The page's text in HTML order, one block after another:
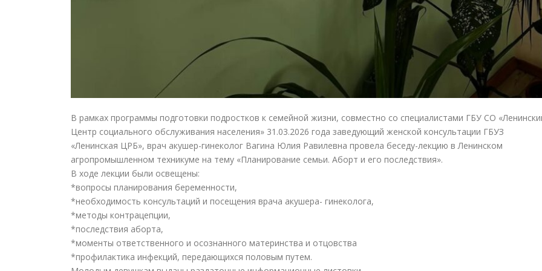
В рамках программы подготовки подростков к семейной жизни, совместно со специалистами ГБУ СО
Центр социального обслуживания населения» 31.03.2026 года заведующий женской консультации ГБУЗ
«Ленинская ЦРБ», врач акушер-гинеколог Вагина Юлия Равилевна провела беседу-лекцию в Ленинском
агропромышленном техникуме на тему «Планирование семьи. Аборт и его последствия».
В ходе лекции были освещены:
*вопросы планирования беременности,
*необходимость консультаций и посещения врача акушера- гинеколога,
*методы контрацепции,
*последствия аборта,
*моменты ответственного и осознанного материнства и отцовства
*профилактика инфекций, передающихся половым путем.